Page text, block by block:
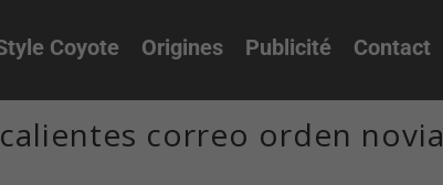
Coyote Origines Publicité Contact
correo orden novia